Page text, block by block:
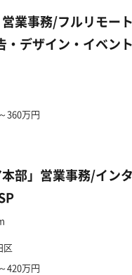
営業事務/フルリモー
・デザイン・イベント
360万円
本部」営業事務/イン
区
420万円